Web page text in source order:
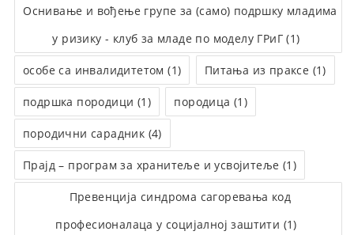
Оснивање и вођење групе за (само) подршку младима
у ризику - клуб за младе по моделу ГРиГ (1)
особе са инвалидитетом (1) Питања из праксе (1)
подршка породици (1) породица (1)
породични сарадник (4)
Прајд – програм за хранитеље и усвојитеље (1)
Превенција синдрома сагоревања код
професионалаца у социјалној заштити (1)